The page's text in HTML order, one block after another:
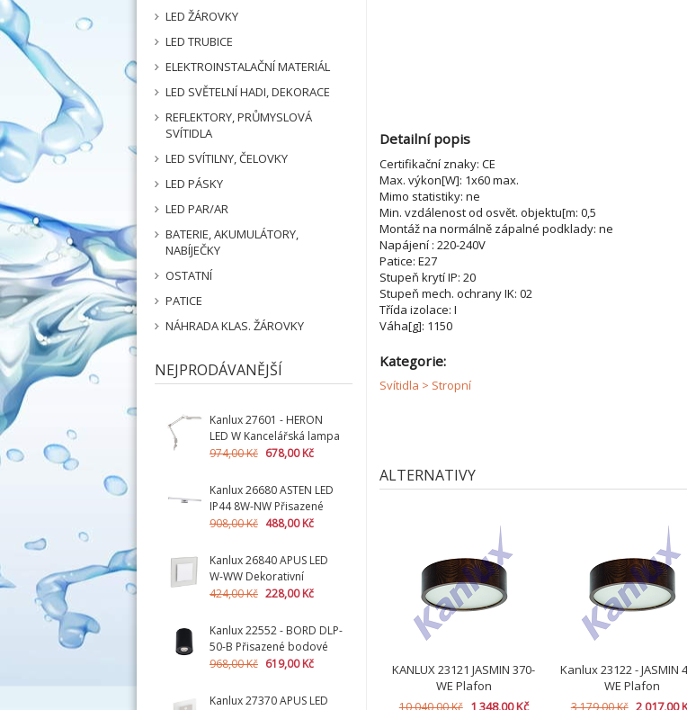
LED ŽÁROVKY
LED TRUBICE
ELEKTROINSTALAČNÍ MATERIÁL
LED SVĚTELNÍ HADI, DEKORACE
REFLEKTORY, PRŮMYSLOVÁ
SVÍTIDLA
LED SVÍTILNY, ČELOVKY
LED PÁSKY
LED PAR/AR
BATERIE, AKUMULÁTORY,
NABÍJEČKY
OSTATNÍ
PATICE
NÁHRADA KLAS. ŽÁROVKY
NEJPRODÁVANĚJŠÍ
Kanlux 27601 - HERON
LED W Kancelářská lampa
LED (nahrazuje kód
974,00 Kč 678,00 Kč
Kanlux 26680 ASTEN LED
IP44 8W-NW Přisazené
svítidlo LED
908,00 Kč 488,00 Kč
Kanlux 26840 APUS LED
W-WW Dekorativní
svítidlo LED + montážní
424,00 Kč 228,00 Kč
Kanlux 22552 - BORD DLP-
50-B Přisazené bodové
svítidlo
968,00 Kč 619,00 Kč
Kanlux 27370 APUS LED
Detailní popis
Certifikační znaky: CE
Max. výkon[W]: 1x60 max.
Mimo statistiky: ne
Min. vzdálenost od osvět. objektu[m: 0,5
Montáž na normálně zápalné podklady: ne
Napájení : 220-240V
Patice: E27
Stupeň krytí IP: 20
Stupeň mech. ochrany IK: 02
Třída izolace: I
Váha[g]: 1150
Kategorie:
Svítidla > Stropní
ALTERNATIVY
KANLUX 23121 JASMIN 370-
WE Plafon
1 348,00 Kč
Kanlux 23122 - JASMIN
WE Plafon
2 017,00